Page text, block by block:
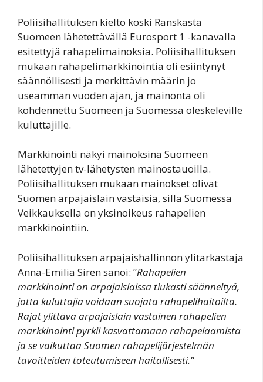
Poliisihallituksen kielto koski Ranskasta
Suomeen lähetettävällä Eurosport 1 -kanavalla
esitettyjä rahapelimainoksia. Poliisihallituksen
mukaan rahapelimarkkinointia oli esiintynyt
säännöllisesti ja merkittävin määrin jo
useamman vuoden ajan, ja mainonta oli
kohdennettu Suomeen ja Suomessa oleskeleville
kuluttajille.
Markkinointi näkyi mainoksina Suomeen
lähetettyjen tv-lähetysten mainostauoilla.
Poliisihallituksen mukaan mainokset olivat
Suomen arpajaislain vastaisia, sillä Suomessa
Veikkauksella on yksinoikeus rahapelien
markkinointiin.
Poliisihallituksen arpajaishallinnon ylitarkastaja
Anna-Emilia Siren sanoi: ”Rahapelien
markkinointi on arpajaislaissa tiukasti säänneltyä,
jotta kuluttajia voidaan suojata rahapelihaitoilta.
Rajat ylittävä arpajaislain vastainen rahapelien
markkinointi pyrkii kasvattamaan rahapelaamista
ja se vaikuttaa Suomen rahapelijärjestelmän
tavoitteiden toteutumiseen haitallisesti.”